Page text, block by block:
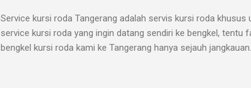
Service kursi roda Tangerang adalah servis kursi roda
service kursi roda yang ingin datang sendiri ke bengkel, tentu
bengkel kursi roda kami ke Tangerang hanya sejauh
menyediakan layanan home service ke alamat pelanggan di